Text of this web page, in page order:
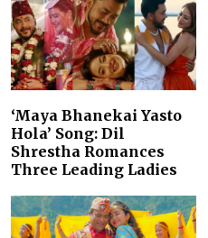
‘Maya Bhanekai Yasto
Hola’ Song: Dil
Shrestha Romances
Three Leading Ladies